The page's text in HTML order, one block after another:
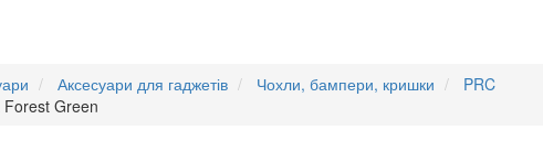
Аксесуари для гаджетів Чохли, бампери, кришки
PRC
Green